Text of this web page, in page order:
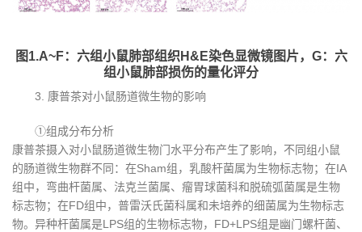
图1.A~F：六组小鼠肺部组织H&E染色显微镜图片，G：六
组小鼠肺部损伤的量化评分
3. 康普茶对小鼠肠道微生物的影响
①组成分布分析
康普茶摄入对小鼠肠道微生物门水平分布产生了影响，不同组小鼠
的肠道微生物群不同：在Sham组，乳酸杆菌属为生物标志物；在IA
组中，弯曲杆菌属、法克兰菌属、瘤胃球菌科和脱硫弧菌属是生物
标志物；在FD组中，普雷沃氏菌科属和未培养的细菌属为生物标志
物。异种杆菌属是LPS组的生物标志物，FD+LPS组是幽门螺杆菌、